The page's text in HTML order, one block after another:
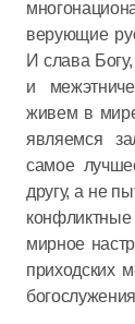
верующие
И слава
и
живем в
являемся
самое
другу, а не
мирное
приходских